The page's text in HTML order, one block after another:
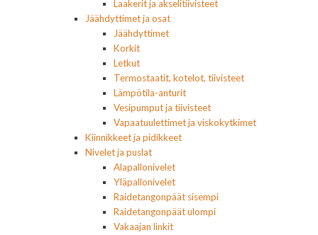
Laakerit ja akselitiivisteet
Jäähdyttimet ja osat
Jäähdyttimet
Korkit
Letkut
Termostaatit, kotelot, tiivisteet
Lämpötila-anturit
Vesipumput ja tiivisteet
Vapaatuulettimet ja viskokytkimet
Kiinnikkeet ja pidikkeet
Nivelet ja puslat
Alapallonivelet
Yläpallonivelet
Raidetangonpäät sisempi
Raidetangonpäät ulompi
Vakaajan linkit